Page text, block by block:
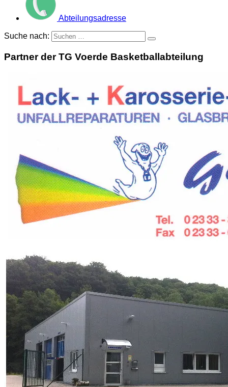
Abteilungsadresse
Suche nach:
Partner der TG Voerde Basketballabteilung